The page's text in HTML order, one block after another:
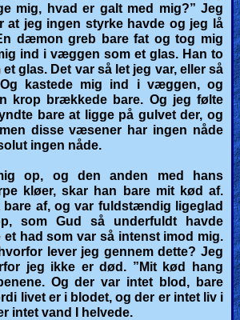
mig, hvad er galt med mig?” Jeg
at jeg ingen styrke havde og jeg lå
dæmon greb bare fat og tog mig
ind i væggen som et glas. Han to
glas. Det var så let jeg var, eller så
kastede mig ind i væggen, og
krop brækkede bare. Og jeg følte
bare at ligge på gulvet der, og
disse væsener har ingen nåde
ingen nåde.
op, og den anden med hans
kløer, skar han bare mit kød af.
bare af, og var fuldstændig ligeglad
som Gud så underfuldt havde
et had som var så intenst imod mig.
lever jeg gennem dette? Jeg
jeg ikke er død. ”Mit kød hang
Og der var intet blod, bare
livet er i blodet, og der er intet liv i
intet vand I helvede.